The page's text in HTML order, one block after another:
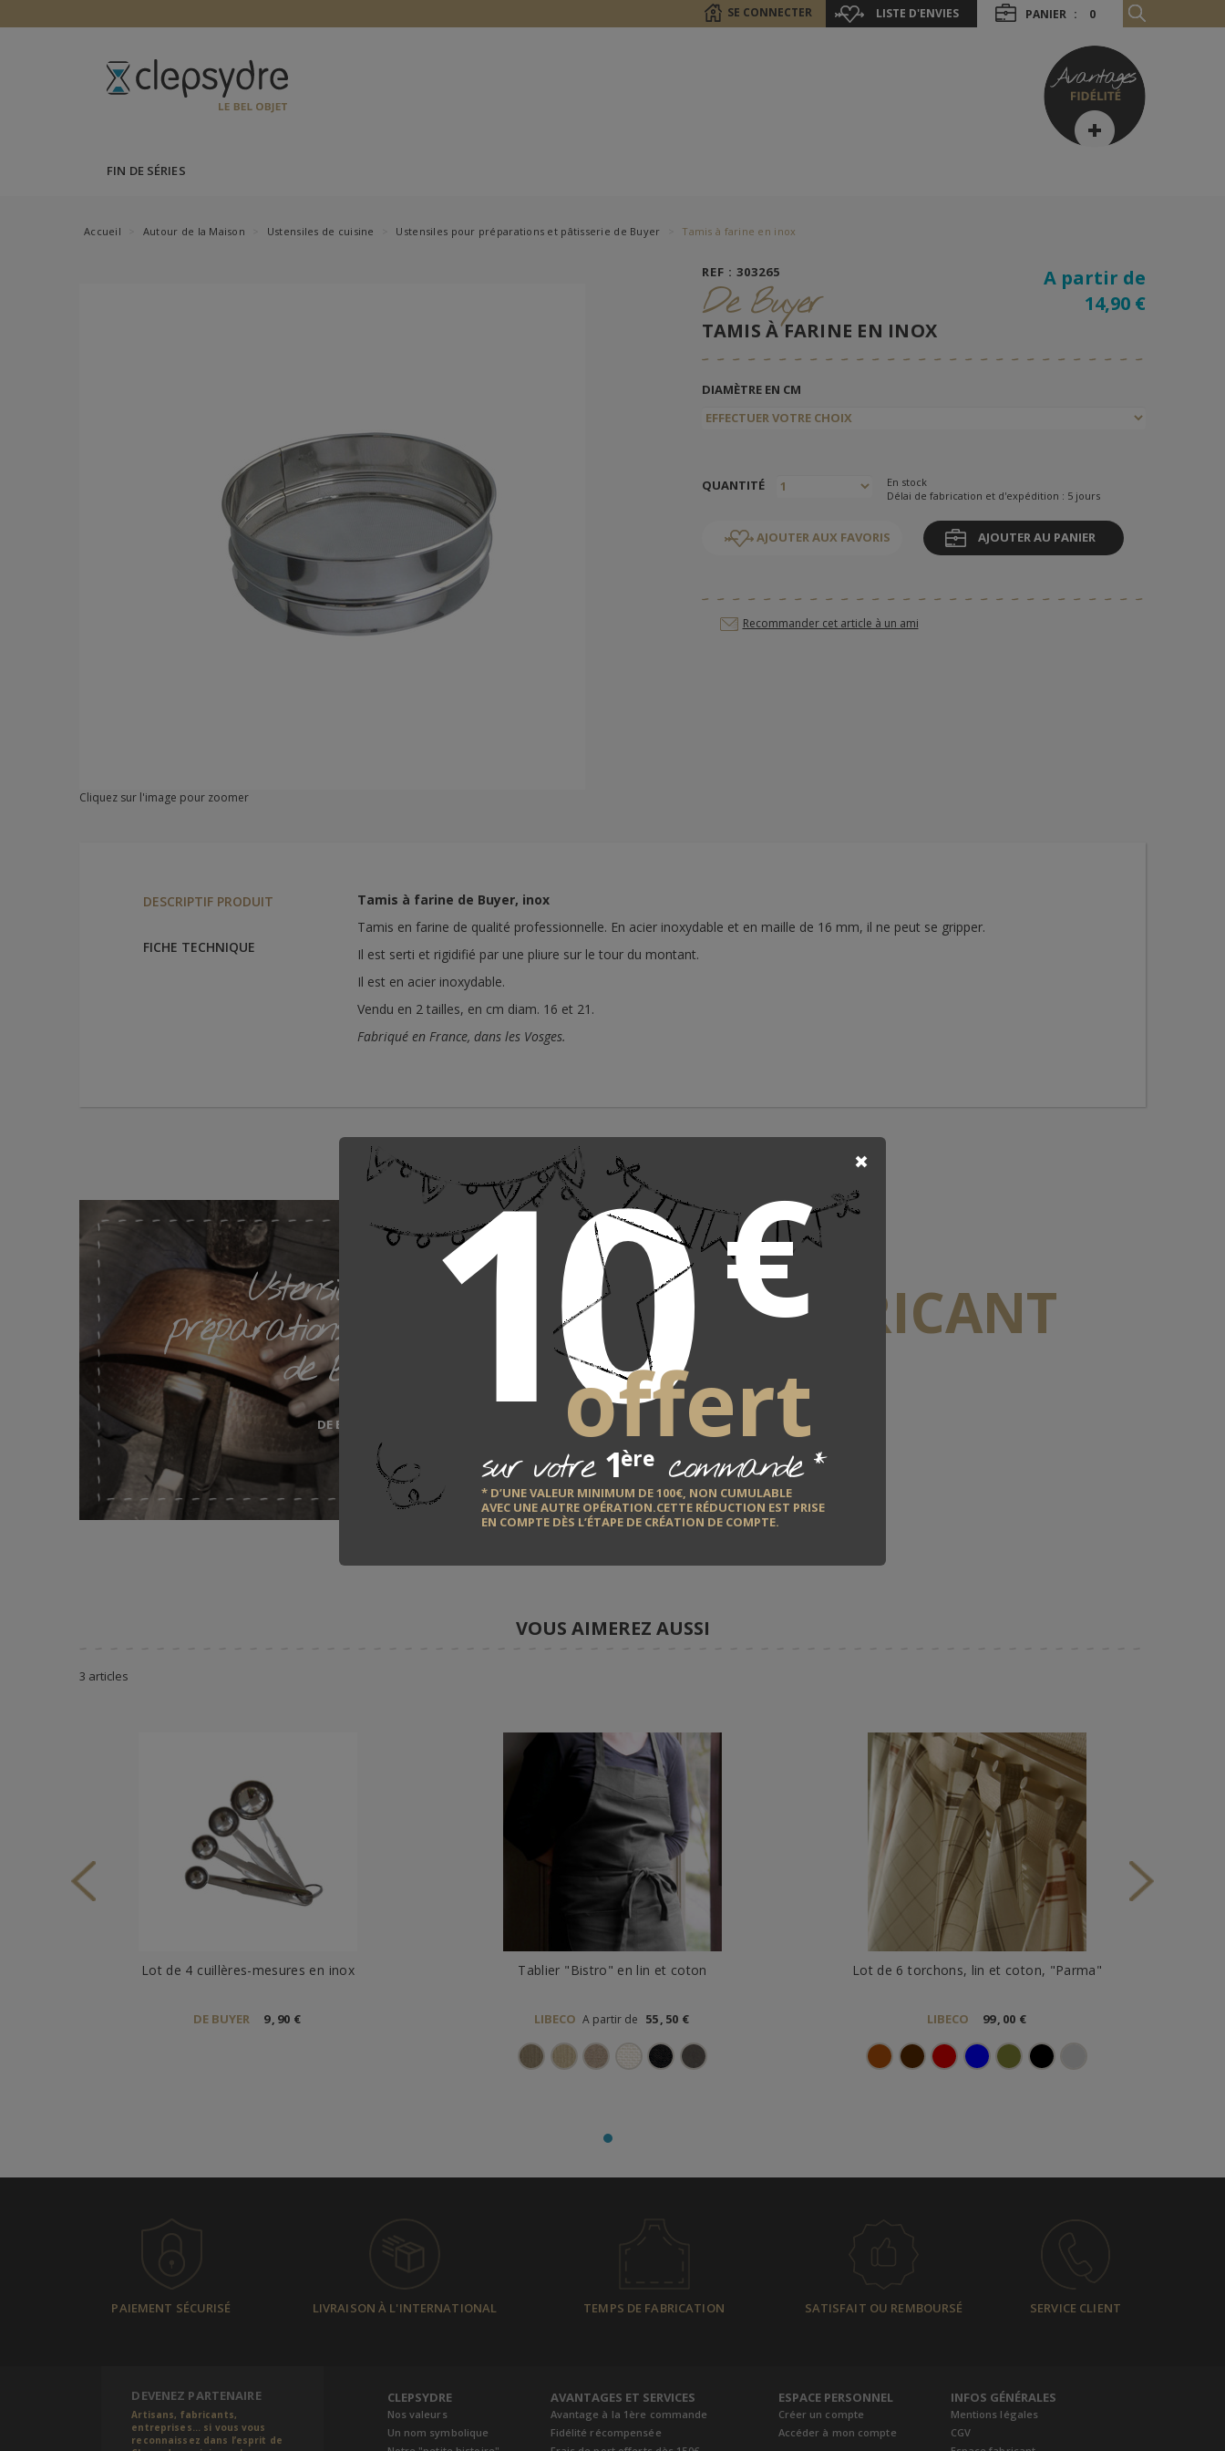
10 €
offert
sur votre1èrecommande *
* D’UNE VALEUR MINIMUM DE 100€, NON CUMULABLE
AVEC UNE AUTRE OPÉRATION.CETTE RÉDUCTION EST PRISE
EN COMPTE DÈS L’ÉTAPE DE CRÉATION DE COMPTE.
SE CONNECTER LISTE D'ENVIES PANIER : 0
FIN DE SÉRIES
Accueil Autour de la Maison Ustensiles de cuisine Ustensiles pour préparations et pâtisserie de Buyer Tamis à farine en inox
Cliquez sur l'image pour zoomer
REF : 303265
De Buyer
TAMIS À FARINE EN INOX
A partir de
14,90 €
DIAMÈTRE EN CM
QUANTITÉ
En stock
Délai de fabrication et d'expédition : 5 jours
AJOUTER AUX FAVORIS AJOUTER AU PANIER
Recommander cet article à un ami
DESCRIPTIF PRODUIT
FICHE TECHNIQUE
Tamis à farine de Buyer, inox
Tamis en farine de qualité professionnelle. En acier inoxydable et en maille de 16 mm, il ne peut se gripper.
Il est serti et rigidifié par une pliure sur le tour du montant.
Il est en acier inoxydable.
Vendu en 2 tailles, en cm diam. 16 et 21.
Fabriqué en France, dans les Vosges.
Ustensiles pour
préparations et pâtisserie
de Buyer
DE BUYER
LE FABRICANT
QUI EST-IL ?
DÉCOUVRIR
VOUS AIMEREZ AUSSI
3 articles
Lot de 4 cuillères-mesures en inox
DE BUYER 9 90 €
Tablier "Bistro" en lin et coton
LIBECO A partir de 55 50 €
Lot de 6 torchons, lin et coton, "Parma"
LIBECO 99 00 €
PAIEMENT SÉCURISÉ LIVRAISON À L'INTERNATIONAL TEMPS DE FABRICATION SATISFAIT OU REMBOURSÉ SERVICE CLIENT
DEVENEZ PARTENAIRE
Artisans, fabricants,
entreprises... si vous vous
reconnaissez dans l’esprit de
CLEPSYDRE
Nos valeurs
Un nom symbolique
AVANTAGES ET SERVICES
Avantage à la 1ère commande
Fidélité récompensée
ESPACE PERSONNEL
Créer un compte
Accéder à mon compte
INFOS GÉNÉRALES
Mentions légales
CGV